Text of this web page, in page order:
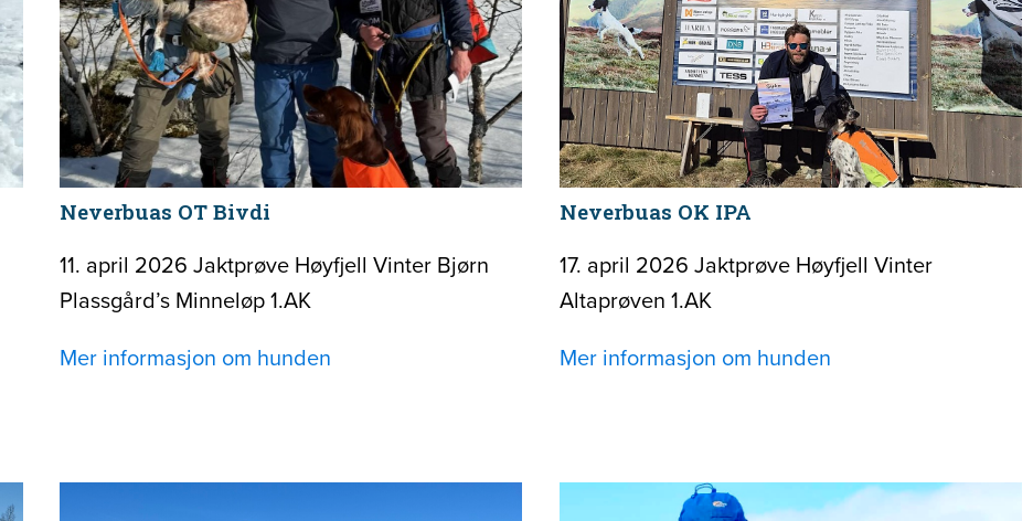
Neverbuas OT Bivdi
11. april 2026 Jaktprøve Høyfjell Vinter Bjørn
Plassgård’s Minneløp 1.AK
Mer informasjon om hunden
Neverbuas OK IPA
17. april 2026 Jaktprøve Høyfjell Vinter
Altaprøven 1.AK
Mer informasjon om hunden